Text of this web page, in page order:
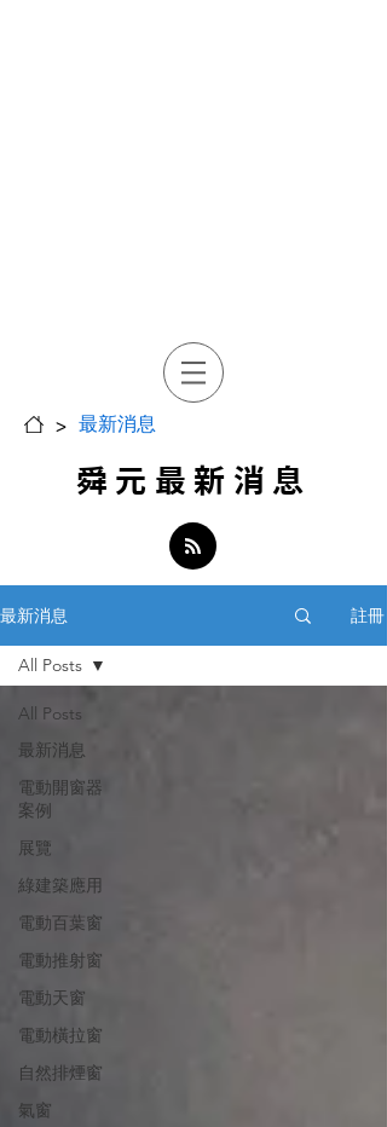
> 最新消息
舜元最新消息
最新消息 註冊
All Posts
最新消息
電動開窗器
案例
展覽
綠建築應用
電動百葉窗
電動推射窗
電動天窗
電動橫拉窗
自然排煙窗
氣窗
All Posts